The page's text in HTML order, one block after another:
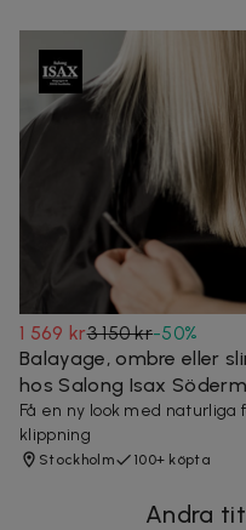
1 569 kr3 150 kr-50%
Balayage, ombre eller
hos Salong Isax
Få en ny look med naturliga
klippning
Stockholm 100+ köpta
Andra